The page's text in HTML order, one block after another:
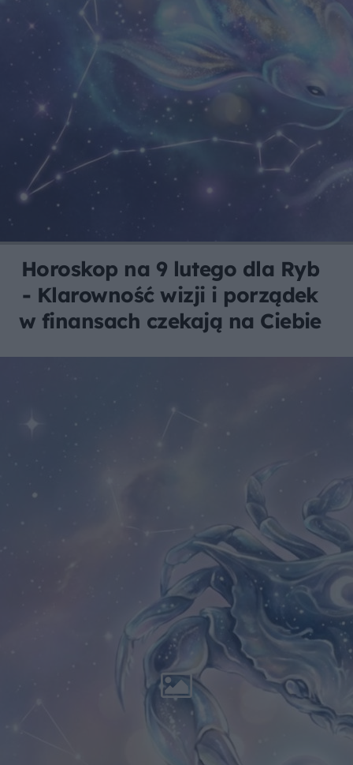
Horoskop na 9 lutego dla Ryb
- Klarowność wizji i porządek
w finansach czekają na Ciebie